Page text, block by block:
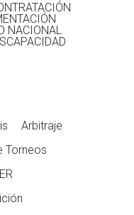
NACIONAL
Arbitraje
Torneos